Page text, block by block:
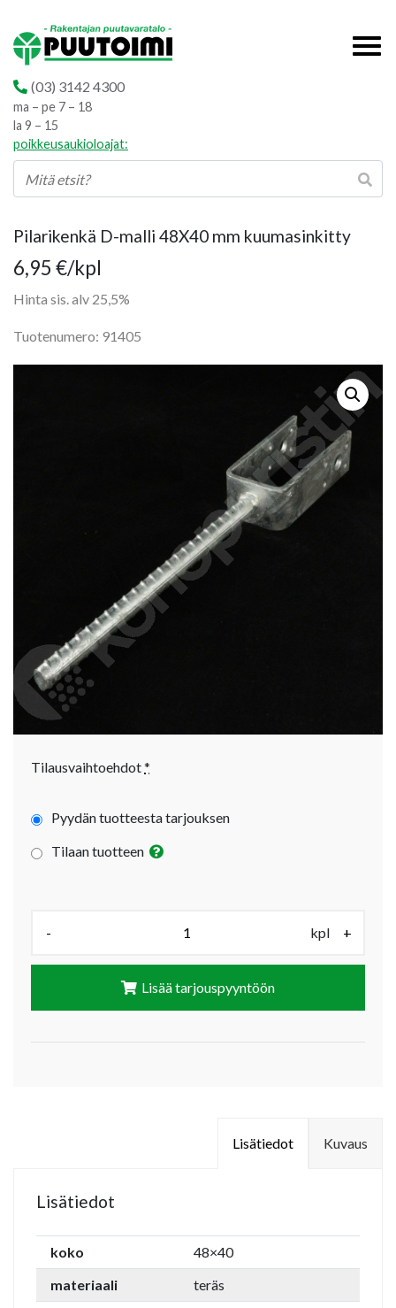
(03) 3142 4300
ma – pe 7 – 18
la 9 – 15
poikkeusaukioloajat:
Pilarikenkä D-malli 48X40 mm kuumasinkitty
6,95 €/kpl
Hinta sis. alv 25,5%
Tuotenumero: 91405
Tilausvaihtoehdot*
Pyydän tuotteesta tarjouksen
Tilaan tuotteen
- kpl +
Lisää tarjouspyyntöön
Kuvaus
Lisätiedot
Lisätiedot
koko
48×40
materiaali
teräs